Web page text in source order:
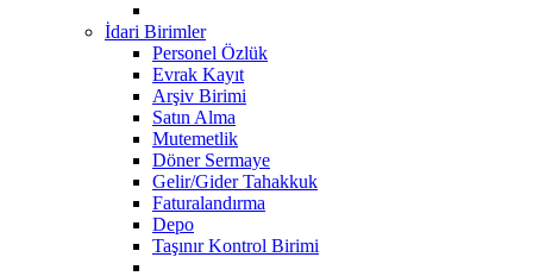
İdari Birimler
Personel Özlük
Evrak Kayıt
Arşiv Birimi
Satın Alma
Mutemetlik
Döner Sermaye
Gelir/Gider Tahakkuk
Faturalandırma
Depo
Taşınır Kontrol Birimi